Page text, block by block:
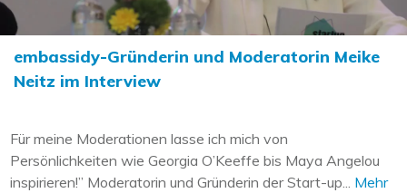
embassidy-Gründerin und Moderatorin Meike
Neitz im Interview
Für meine Moderationen lasse ich mich von
Persönlichkeiten wie Georgia O’Keeffe bis Maya Angelou
inspirieren!” Moderatorin und Gründerin der Start-up... Mehr